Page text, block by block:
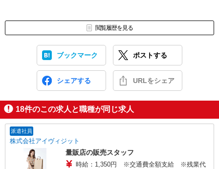
閲覧履歴を見る
ブックマーク ポストする
シェアする URLをシェア
18件のこの求人と職種が同じ求人
派遣社員
株式会社アイヴィジット
量販店の販売スタッフ
時給：1,350円 ※交通費全額支給 ※残業代